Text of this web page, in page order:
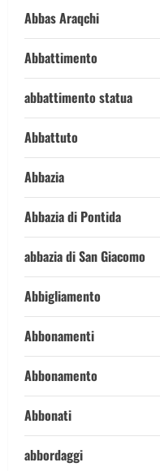
Abbas Araqchi
Abbattimento
abbattimento statua
Abbattuto
Abbazia
Abbazia di Pontida
abbazia di San Giacomo
Abbigliamento
Abbonamenti
Abbonamento
Abbonati
abbordaggi